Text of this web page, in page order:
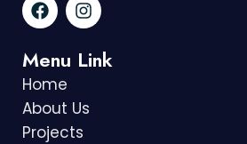
Menu Link
Home
About Us
Projects